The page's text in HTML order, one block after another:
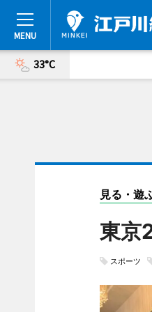
33°C
見る・遊
東京
スポーツ